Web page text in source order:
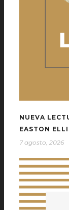
NUEVA
EASTON
7 agosto, 2026